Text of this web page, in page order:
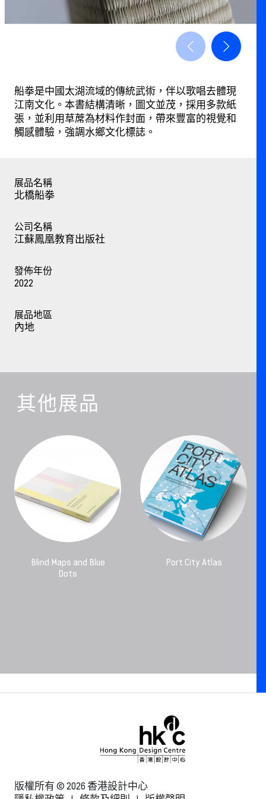
船拳是中國太湖流域的傳統武術，伴以歌唱去體現
江南文化。本書結構清晰，圖文並茂，採用多款紙
張，並利用草蓆為材料作封面，帶來豐富的視覺和
觸感體驗，強調水鄉文化標誌。
展品名稱
北橋船拳
公司名稱
江蘇鳳凰教育出版社
發佈年份
2022
展品地區
內地
其他展品
Blind Maps and Blue
Dots
Port City Atlas
版權所有 © 2026 香港設計中心